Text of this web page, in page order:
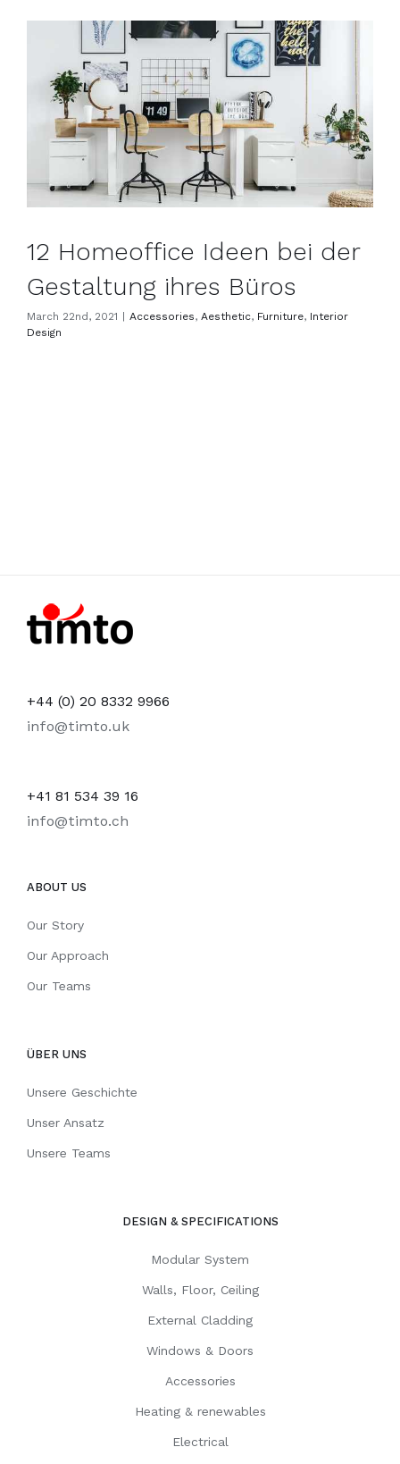
12 Homeoffice Ideen bei der
Gestaltung ihres Büros
March 22nd, 2021 | Accessories, Aesthetic, Furniture, Interior
Design
+44 (0) 20 8332 9966
info@timto.uk
+41 81 534 39 16
info@timto.ch
ABOUT US
Our Story
Our Approach
Our Teams
ÜBER UNS
Unsere Geschichte
Unser Ansatz
Unsere Teams
DESIGN & SPECIFICATIONS
Modular System
Walls, Floor, Ceiling
External Cladding
Windows & Doors
Accessories
Heating & renewables
Electrical